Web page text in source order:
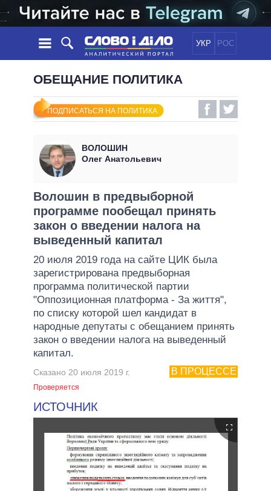
УКР РОС
НОВОСТИ
ЛЕНТА
СОБЫТИЯ
МНЕНИЯ
ОБЗОРЫ
ДАЙДЖЕСТЫ
ПОЛИТИКА
ЭКОНОМИКА
МИР
ОБЕЩАНИЯ
ВСЕ ПОЛИТИКИ
ПРЕЗИДЕНТ И ОФИС
ВЕРХОВНАЯ РАДА
КАБИНЕТ МИНИСТРОВ
ГЛАВЫ ОБЛАДМИНИСТРАЦИЙ
МЭРЫ
ВСЕ ПЕРСОНЫ
ИНФОГРАФИКА
ПОДДЕРЖАТЬ
СРАВНЕНИЕ ПОЛИТИКОВ
ОБЕЩАНИЕ ПОЛИТИКА
ПОДПИСАТЬСЯ НА ПОЛИТИКА
ВОЛОШИН
Олег Анатольевич
Волошин в предвыборной
программе пообещал принять
закон о введении налога на
выведенный капитал
20 июля 2019 года на сайте ЦИК была
зарегистрирована предвыборная
программа политической партии
"Оппозиционная платформа - За життя",
по списку которой шел кандидат в
народные депутаты с обещанием принять
закон о введении налога на выведенный
капитал.
В ПРОЦЕССЕ
Сказано 20 июля 2019 г.
Проверяется
ИСТОЧНИК